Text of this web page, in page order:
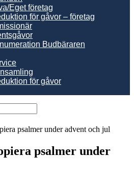
Eget företag
för gåvor – företag
Budbäraren
för gåvor
psalmer under advent och jul
psalmer under